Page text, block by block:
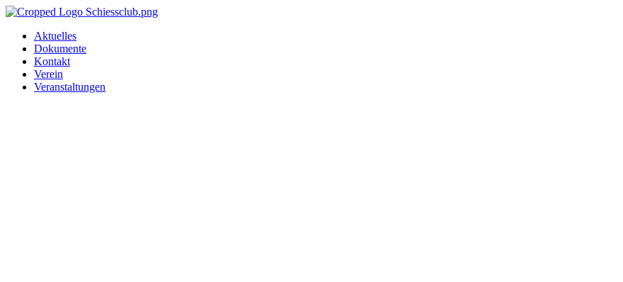
Zum
springenAktuelles
Dokumente
Kontakt
Verein
Veranstaltungen